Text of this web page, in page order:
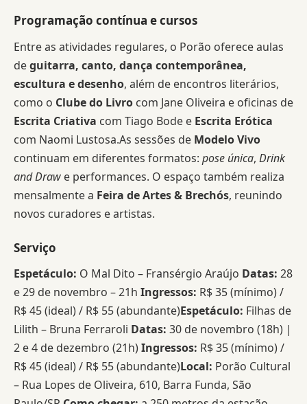
Programação contínua e cursos
Entre as atividades regulares, o Porão oferece aulas
deguitarra, canto, dança contemporânea,
escultura e desenho, além de encontros literários,
como o Clube do Livro com Jane Oliveira e oficinas de
Escrita Criativa com Tiago Bode e Escrita Erótica
com Naomi Lustosa.As sessões de Modelo Vivo
continuam em diferentes formatos: pose única, Drink
and Draw e performances. O espaço também realiza
mensalmente a Feira de Artes & Brechós, reunindo
novos curadores e artistas.
Serviço
Espetáculo: O Mal Dito – Fransérgio Araújo Datas: 28
e 29 de novembro – 21h Ingressos: R$ 35 (mínimo) /
R$ 45 (ideal) / R$ 55 (abundante)Espetáculo: Filhas de
Lilith – Bruna Ferraroli Datas: 30 de novembro (18h) |
2 e 4 de dezembro (21h)Ingressos: R$ 35 (mínimo) /
R$ 45 (ideal) / R$ 55 (abundante)Local: Porão Cultural
– Rua Lopes de Oliveira, 610, Barra Funda, São